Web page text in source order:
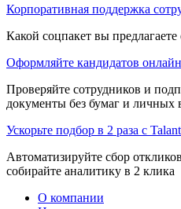
Корпоративная поддержка
Какой соцпакет вы
Оформляйте кандидатов онлайн
Проверяйте сотрудников и
документы без бумаг и личных
Ускорьте подбор в 2 раза с
Автоматизируйте сбор
собирайте аналитику в 2 клика
О компании